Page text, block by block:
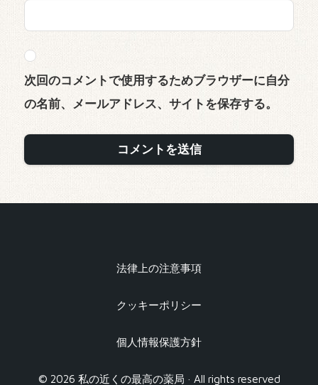
次回のコメントで使用するためブラウザーに自分
の名前、メールアドレス、サイトを保存する。
法律上の注意事項
クッキーポリシー
個人情報保護方針
© 2026 私の近くの最高の薬局 · All rights reserved